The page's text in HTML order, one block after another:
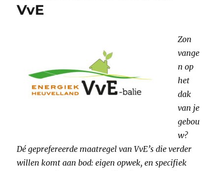
VvE
Zon
vange
n op
het
dak
van je
gebou
w?
Dé geprefereerde maatregel van VvE’s die verder
willen komt aan bod: eigen opwek, en specifiek